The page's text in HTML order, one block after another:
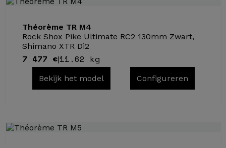
Théorème TR M4
Rock Shox Pike Ultimate RC2 130mm Zwart,
Shimano XTR Di2
7 477 €|11.62 kg
Bekijk het model Configureren